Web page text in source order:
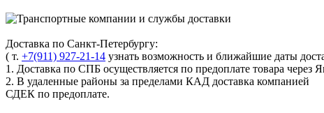
Доставка по Санкт-Петербургу:
( т. +7(911) 927-21-14 узнать возможность и ближайшие даты
1. Доставка по СПБ осуществляется по предоплате товара через
2. В удаленные районы за пределами КАД доставка компанией
СДЕК по предоплате.